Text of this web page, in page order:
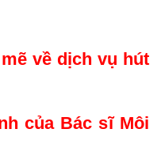
về dịch vụ hút
của Bác sĩ Môi